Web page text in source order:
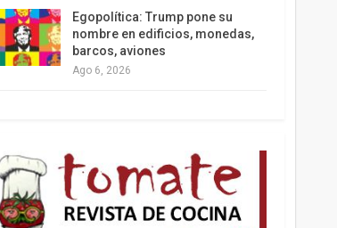
Egopolítica: Trump pone su
nombre en edificios, monedas,
barcos, aviones
Ago 6, 2026